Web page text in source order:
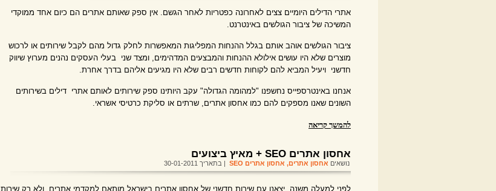
אתרי הדילים היומיים צצים לאחרונה כפטריות לאחר הגשם. אין ספק שאותם אתרים הם כיום אחד ממוקדי
המשיכה של ציבור הגולשים באינטרנט.
ציבור הגולשים אוהב אותם בגלל ההנחות המפליגות המאפשרות לחלק גדול מהם לקבל שירותים או לרכוש
מוצרים שלא היו עושים אילולא ההנחות והמבצעים המדהימים, ומצד שני בעלי העסקים נהנים מערוץ שיווק
חדשני ויעיל המביא להם לקוחות חדשים רבים שלא היו מגיעים אליהם בדרך אחרת.
אנחנו באינטרספייס נחשפנו "למהומה הגדולה" עקב היותינו ספק שירותים לאותם אתרי דילים בשירותים
השונים שאנו מספקים להם כמו אחסון אתרים, שרתים או סליקת כרטיסי אשראי.
להמשך קריאה
אחסון אתרים SEO + מאיץ ביצועים
נושאים אחסון אתרים, אחסון אתרים SEO | בתאריך 30-01-2011
לפני למעלה משנה, יצאנו עם שירות חדשני של אחסון אתרים בישראל מותאם למקדמי אתרים. ולא רק שירות